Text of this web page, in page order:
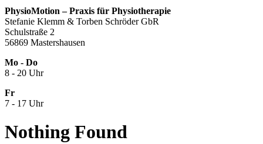
PhysioMotion – Praxis für Physiotherapie
Stefanie Klemm & Torben Schröder GbR
Schulstraße 2
56869 Mastershausen
Mo - Do
8 - 20 Uhr
Fr
7 - 17 Uhr
Nothing Found